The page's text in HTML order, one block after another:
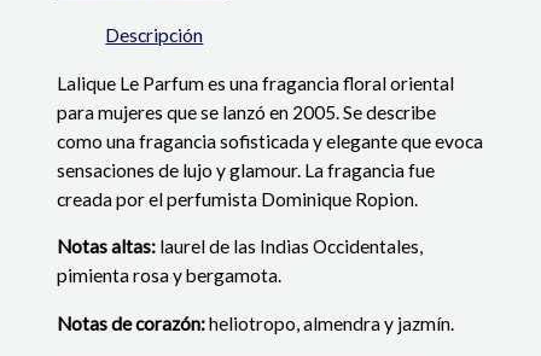
Descripción
Lalique Le Parfum es una fragancia floral oriental
para mujeres que se lanzó en 2005. Se describe
como una fragancia sofisticada y elegante que evoca
sensaciones de lujo y glamour. La fragancia fue
creada por el perfumista Dominique Ropion.
Notas altas: laurel de las Indias Occidentales,
pimienta rosa y bergamota.
Notas de corazón:heliotropo, almendra y jazmín.